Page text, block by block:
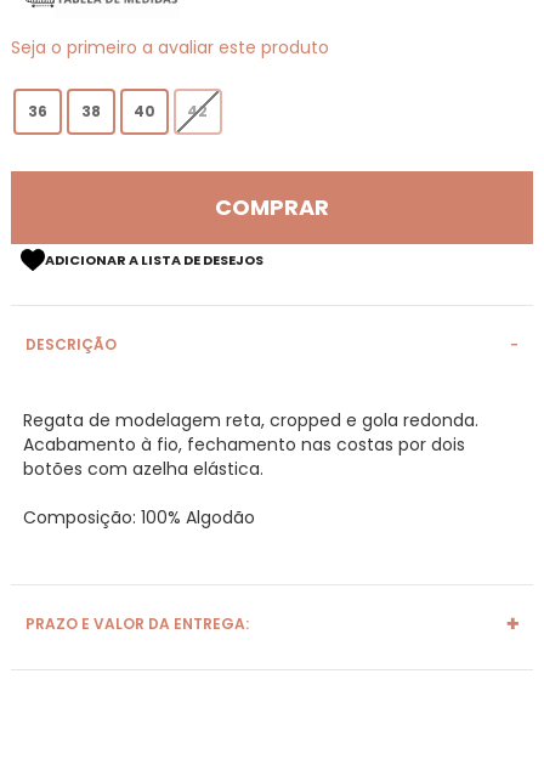
Seja o primeiro a avaliar este produto
36 38 40 42
COMPRAR
ADICIONAR A LISTA DE DESEJOS
DESCRIÇÃO
Regata de modelagem reta, cropped e gola redonda.
Acabamento à fio, fechamento nas costas por dois
botões com azelha elástica.
Composição: 100% Algodão
PRAZO E VALOR DA ENTREGA: